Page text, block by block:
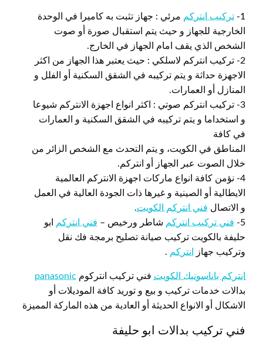
1- تركيب انتركم مرئي : جهاز تثبت به كاميرا في الوحدة
الخارجية للجهاز و حيث يتم استقبال صورة أو صوت
الشخص الذي يقف امام الجهاز في الخارج.
2- تركيب انتركم لاسلكي : حيث يعتبر هذا الجهاز من اكثر
الاجهزة حداثة و يتم تركيبه في الشقق السكنية أو الفلل و
المنازل أو العمارات.
3- تركيب انتركم صوتي : اكثر انواع اجهزة الانتركم شيوعا
و استخداما و يتم تركيبه في الشقق السكنية و العمارات
في كافة
المناطق في الكويت، و يتم التحدث مع الشخص الزائر من
خلال الصوت عبر الجهاز أو انتركم.
4- نؤمن كافة انواع ماركات اجهزة الانتركم العالمية
الايطالية أو الصينية و غيرها ذات الجودة العالية في العمل
و الاتصال فني انتركم الكويت.
5-
فني تركيب انتركم شاطر ورخيص – فني انتركم
ابو
حليفة بالكويت تركيب صيانة تصليح برمجة فك نقل
وتركيب جهاز
انتركم .
انتركم باناسونيك الكويت فني تركيب انتركوم panasonic
بدالات خدمات تركيب و بيع و توريد كافة الموديلات أو
الاشكال أو الانواع الحديثة أو العادية من هذه الماركة المميزة
فني تركيب بدالات ابو حليفة